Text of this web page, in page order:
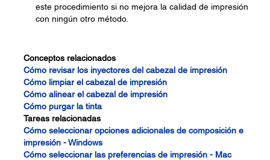
este procedimiento si no mejora la calidad de impresión
con ningún otro método.
Conceptos relacionados
Cómo revisar los inyectores del cabezal de impresión
Cómo limpiar el cabezal de impresión
Cómo alinear el cabezal de impresión
Cómo purgar la tinta
Tareas relacionadas
Cómo seleccionar opciones adicionales de composición e
impresión - Windows
Cómo seleccionar las preferencias de impresión - Mac